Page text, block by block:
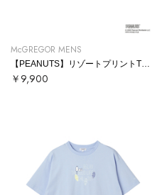
McGREGOR MENS
￥9,900